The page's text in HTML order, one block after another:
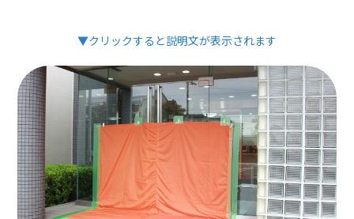
▼クリックすると説明文が表示されます